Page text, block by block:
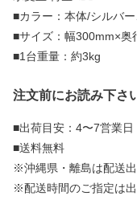
■カラー：本体/シルバ
■サイズ：幅300mm×奥
■1台重量：約3kg
注文前にお読み下さ
■出荷目安：4〜7営業日
■送料無料
※沖縄県・離島は配送
※配送時間のご指定は